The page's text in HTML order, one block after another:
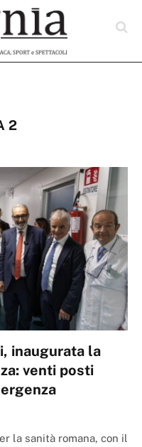
2
inaugurata la
venti posti
la sanità romana, con il